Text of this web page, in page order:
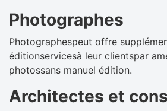
Photographes
Photographespeut offre
éditionservicesà leur clientspar
photossans manuel édition.
Architectes et